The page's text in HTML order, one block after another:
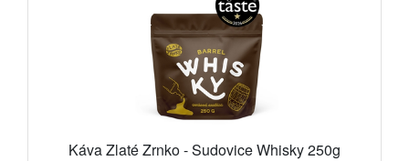
Káva Zlaté Zrnko - Sudovice Whisky 250g